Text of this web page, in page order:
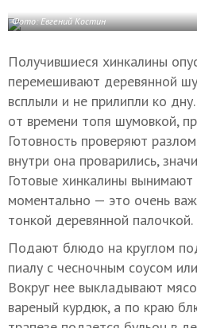
Фото: Евгений Костин
Получившиеся хинкалины
перемешивают деревянной
всплыли и не прилипли ко
от времени топя шумовкой,
Готовность проверяют
внутри она проварились,
Готовые хинкалины
моментально — это очень
тонкой деревянной палочкой.
Подают блюдо на круглом
пиалу с чесночным соусом
Вокруг нее выкладывают
вареный курдюк, а по краю